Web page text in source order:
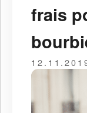
frais